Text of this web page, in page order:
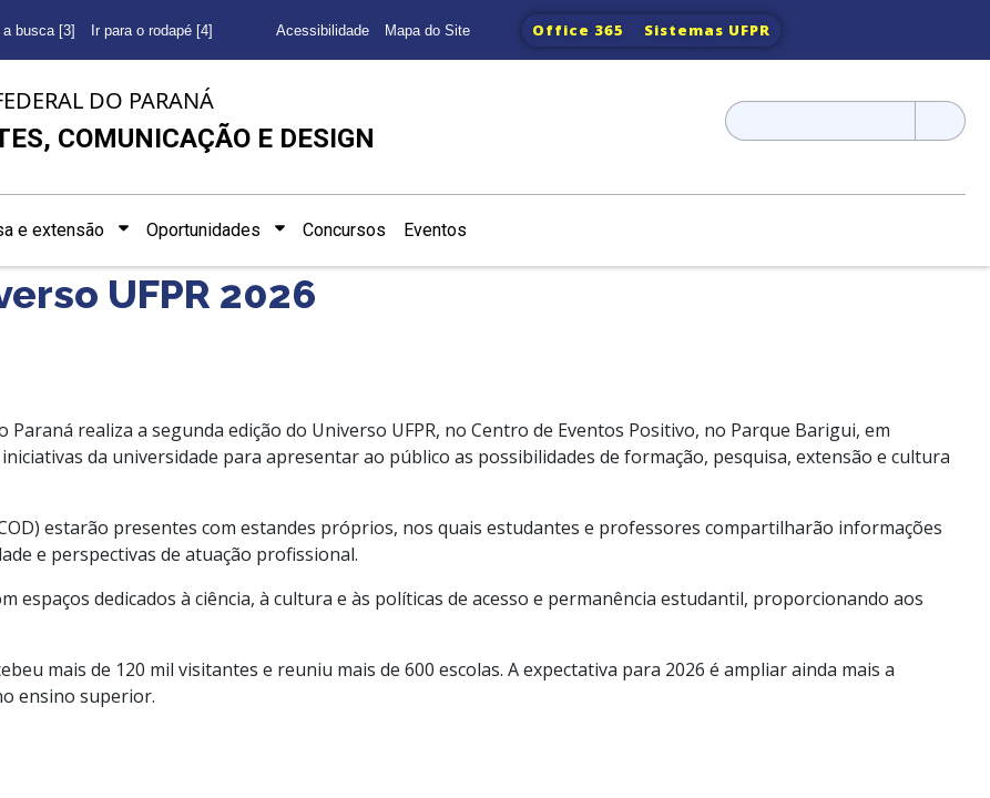
a busca [3] Ir para o rodapé [4] Acessibilidade Mapa do Site Office 365 Sistemas UFPR
DO PARANÁ
COMUNICAÇÃO E DESIGN
Pesquisar
por:
e extensão Oportunidades Concursos Eventos
UFPR 2026
Paraná realiza a segunda edição do Universo UFPR, no Centro de Eventos Positivo, no Parque Barigui, em
da universidade para apresentar ao público as possibilidades de formação, pesquisa, extensão e cultura
estarão presentes com estandes próprios, nos quais estudantes e professores compartilharão informações
e perspectivas de atuação profissional.
espaços dedicados à ciência, à cultura e às políticas de acesso e permanência estudantil, proporcionando aos
mais de 120 mil visitantes e reuniu mais de 600 escolas. A expectativa para 2026 é ampliar ainda mais a
ensino superior.